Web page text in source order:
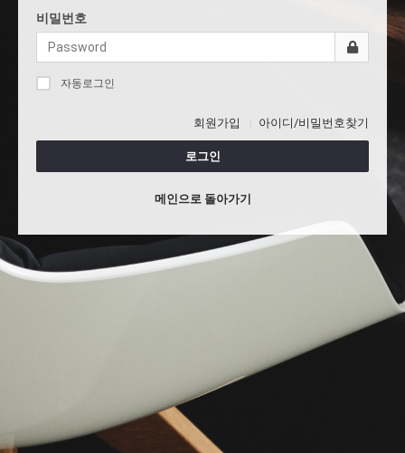
비밀번호
자동로그인
회원가입 아이디/비밀번호찾기
로그인
메인으로 돌아가기